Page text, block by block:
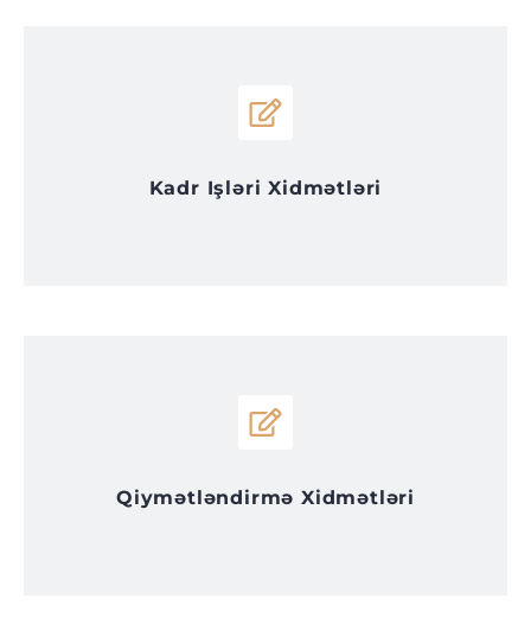
Kadr Işləri Xidmətləri
Qiymətləndirmə Xidmətləri